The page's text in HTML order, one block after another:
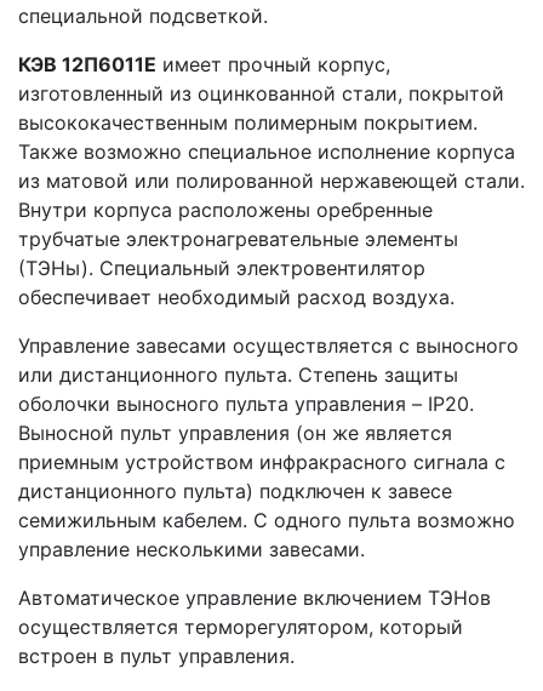
специальной подсветкой.
КЭВ 12П6011Е имеет прочный корпус,
изготовленный из оцинкованной стали, покрытой
высококачественным полимерным покрытием.
Также возможно специальное исполнение корпуса
из матовой или полированной нержавеющей стали.
Внутри корпуса расположены оребренные
трубчатые электронагревательные элементы
(ТЭНы). Специальный электровентилятор
обеспечивает необходимый расход воздуха.
Управление завесами осуществляется с выносного
или дистанционного пульта. Степень защиты
оболочки выносного пульта управления – IP20.
Выносной пульт управления (он же является
приемным устройством инфракрасного сигнала с
дистанционного пульта) подключен к завесе
семижильным кабелем. С одного пульта возможно
управление несколькими завесами.
Автоматическое управление включением ТЭНов
осуществляется терморегулятором, который
встроен в пульт управления.